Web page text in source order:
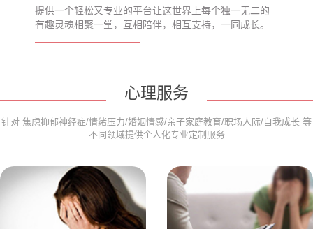
提供一个轻松又专业的平台让这世界上每个独一无二的
有趣灵魂相聚一堂，互相陪伴，相互支持，一同成长。
心理服务
针对 焦虑抑郁神经症/情绪压力/婚姻情感/亲子家庭教育/职场人际/自我成长 等
不同领域提供个人化专业定制服务